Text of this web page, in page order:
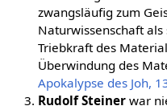
zwangsläufig zum
Naturwissenschaft
Triebkraft des
Überwindung des
Apokalypse des Joh,
Rudolf Steinerwar